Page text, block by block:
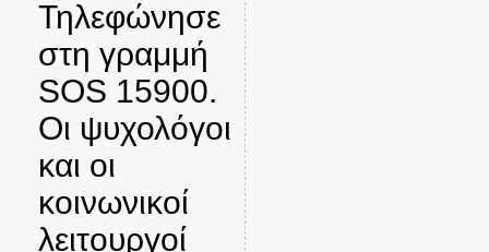
Τηλεφώνησε
στη γραμμή
SOS 15900.
Οι ψυχολόγοι
και οι
κοινωνικοί
λειτουργοί